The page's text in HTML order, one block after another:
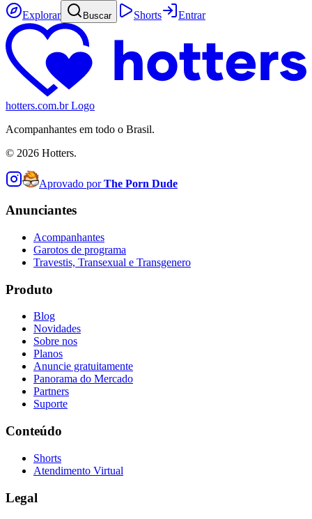
Explorar
Buscar Shorts Entrar
hotters.com.br Logo
Acompanhantes em todo o Brasil.
© 2026 Hotters.
Aprovado por The Porn Dude
Anunciantes
Acompanhantes
Garotos de programa
Travestis, Transexual e Transgenero
Produto
Blog
Novidades
Sobre nos
Planos
Anuncie gratuitamente
Panorama do Mercado
Partners
Suporte
Conteúdo
Shorts
Atendimento Virtual
Legal